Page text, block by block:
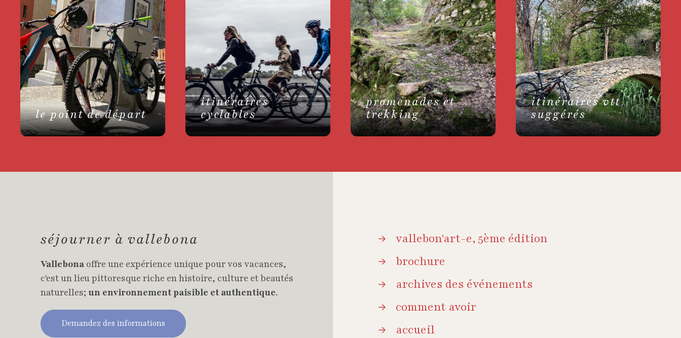
le point de départ
itinéraires
cyclables
promenades et
trekking
itinéraires vtt
suggérés
séjourner à vallebona
Vallebona offre une expérience unique pour vos vacances,
c'est un lieu pittoresque riche en histoire, culture et beautés
naturelles; un environnement paisible et authentique.
Demandez des informations
vallebon'art-e, 5ème édition
brochure
archives des événements
comment avoir
accueil